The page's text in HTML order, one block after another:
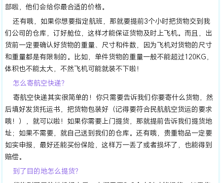
部啦，他们会给你最合适的价格。
还有哦，如果你想要指定航班，那就要提前3个小时把货物交到我
们公司的仓库，订好舱位，这样才能保证货物及时上飞机。而且，出
货前一定要确认好货物的重量、尺寸和件数，因为飞机对货物的尺寸
和重量都是有限制的。比如，单件货物的重量一般不能超过120KG，
体积也不能太大，不然飞机可能就装不下啦！
怎么寄航空快递？
寄航空快递其实很简单的！你只需要告诉我们你要寄什么货物，然
后填好发货托运书，把货物包装好（记得要符合民航航空货运的要求
哦！），就可以啦！如果你需要上门提货，那就提前告诉我们提货地
址；如果不需要，就自己送到我们的仓库。还有哦，贵重物品一定要
如实申报，最好还能买份保险，这样万一丢了或者损坏了，也能得到
赔偿。
到了目的地怎么提货？